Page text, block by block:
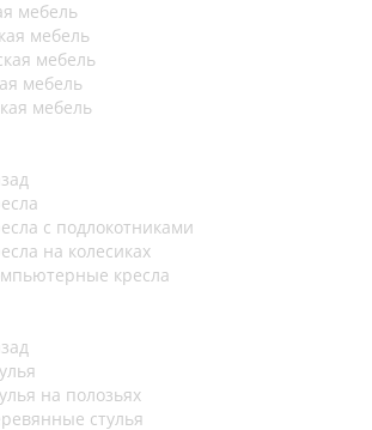
мебель
мебель
мебель
мебель
мебель
с подлокотниками
на колесиках
кресла
на полозьях
стулья